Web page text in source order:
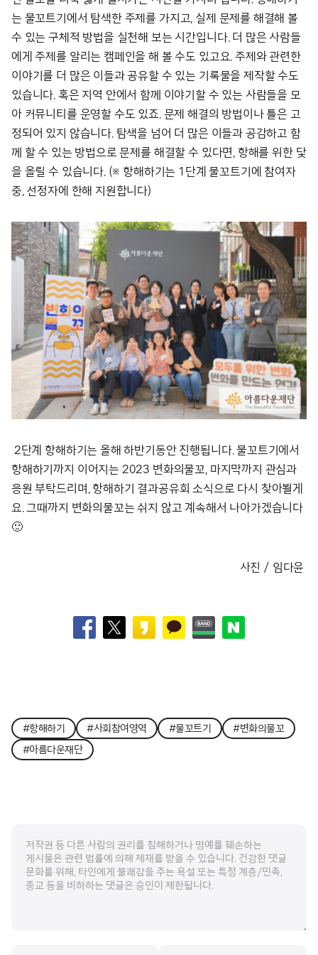
는 물꼬트기에서 탐색한 주제를 가지고, 실제 문제를 해결해 볼
수 있는 구체적 방법을 실천해 보는 시간입니다. 더 많은 사람들
에게 주제를 알리는 캠페인을 해 볼 수도 있고요. 주제와 관련한
이야기를 더 많은 이들과 공유할 수 있는 기록물을 제작할 수도
있습니다. 혹은 지역 안에서 함께 이야기할 수 있는 사람들을 모
아 커뮤니티를 운영할 수도 있죠. 문제 해결의 방법이나 틀은 고
정되어 있지 않습니다. 탐색을 넘어 더 많은 이들과 공감하고 함
께 할 수 있는 방법으로 문제를 해결할 수 있다면, 항해를 위한 닻
을 올릴 수 있습니다. (※ 항해하기는 1단계 물꼬트기에 참여자
중, 선정자에 한해 지원합니다)
2단계 항해하기는 올해 하반기동안 진행됩니다. 물꼬트기에서
항해하기까지 이어지는 2023 변화의물꼬, 마지막까지 관심과
응원 부탁드리며, 항해하기 결과공유회 소식으로 다시 찾아뵐게
요. 그때까지 변화의물꼬는 쉬지 않고 계속해서 나아가겠습니다
🙂
사진 / 임다윤
#항해하기 #사회참여영역 #물꼬트기
#변화의물꼬
#아름다운재단